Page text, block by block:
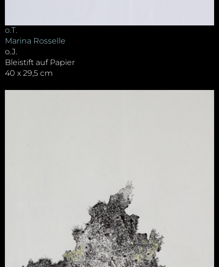
o.T.
Marina Rosselle
o.J.
Bleistift auf Papier
40 x 29,5 cm